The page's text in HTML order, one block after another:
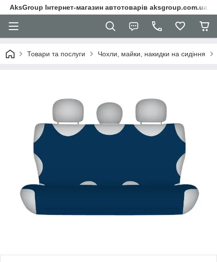
AksGroup Інтернет-магазин автотоварів aksgroup.com.ua
Товари та послуги Чохли, майки, накидки на сидіння